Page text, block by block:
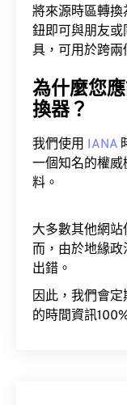
將來源時區轉
鈕即可與朋友
具，可用於跨兩
為什麼您
換器？
我們使用 IANA
一個知名的權
料。
大多數其他網
而，由於地緣
出錯。
因此，我們會
的時間資訊